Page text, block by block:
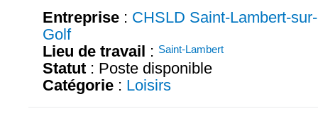
Entreprise : CHSLD Saint-Lambert-
Golf
Lieu de travail : Saint-Lambert
Statut : Poste disponible
Catégorie : Loisirs